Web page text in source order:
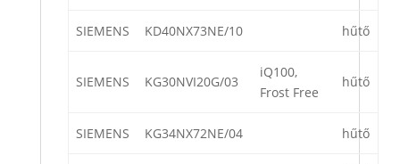
SIEMENS KD40NX73NE/10 hűtő
SIEMENS KG30NVI20G/03
iQ100,
Frost Free
hűtő
SIEMENS KG34NX72NE/04 hűtő